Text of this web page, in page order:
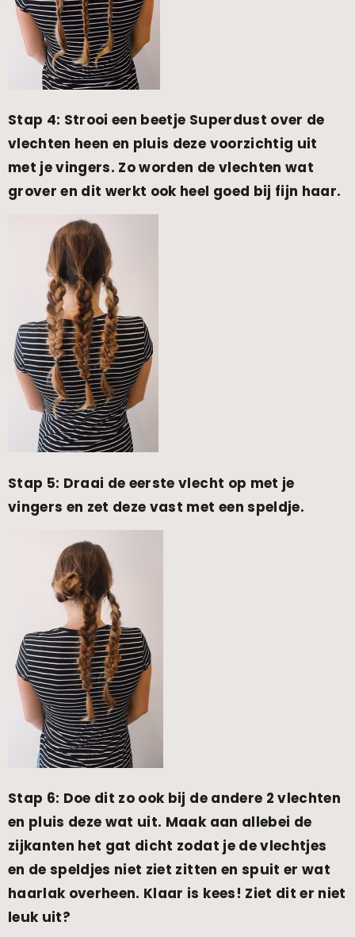
Stap 4: Strooi een beetje Superdust over de
vlechten heen en pluis deze voorzichtig uit
met je vingers. Zo worden de vlechten wat
grover en dit werkt ook heel goed bij fijn haar.
Stap 5: Draai de eerste vlecht op met je
vingers en zet deze vast met een speldje.
Stap 6: Doe dit zo ook bij de andere 2 vlechten
en pluis deze wat uit. Maak aan allebei de
zijkanten het gat dicht zodat je de vlechtjes
en de speldjes niet ziet zitten en spuit er wat
haarlak overheen. Klaar is kees! Ziet dit er niet
leuk uit?